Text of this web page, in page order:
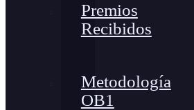
Premios
Recibidos
Metodología
OB1